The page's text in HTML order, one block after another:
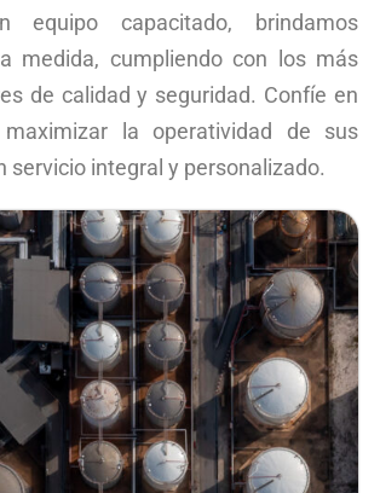
equipo capacitado, brindamos
medida, cumpliendo con los más
de calidad y seguridad. Confíe en
la operatividad de sus
servicio integral y personalizado.